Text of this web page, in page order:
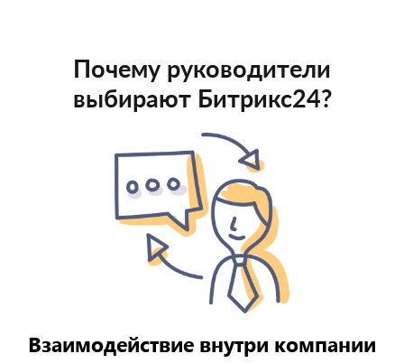
Почему руководители
выбирают Битрикс24?
Взаимодействие внутри компании